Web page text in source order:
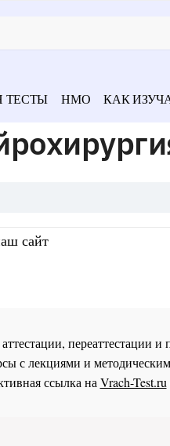
ТЕСТЫ НМО КАК
сайт
с лекциями и
ссылка на Vrach-Test.ru